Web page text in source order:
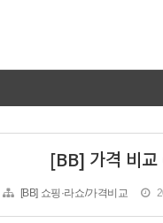
[BB] 가격 비교
[BB] 쇼핑·라쇼/가격비교